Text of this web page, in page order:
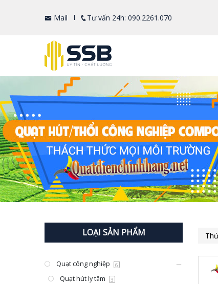
Mail Tư vấn 24h: 090.2261.070
LOẠI SẢN PHẨM
Quạt công nghiệp 6
Quạt hút ly tâm 3